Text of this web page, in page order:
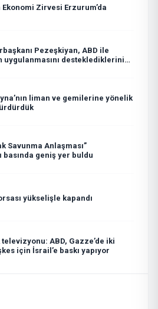
Zirvesi Erzurum’da
Pezeşkiyan, ABD ile
uygulanmasını desteklediklerini
liman ve gemilerine yönelik
Savunma Anlaşması”
basında geniş yer buldu
yükselişle kapandı
ABD, Gazze’de iki
için İsrail’e baskı yapıyor